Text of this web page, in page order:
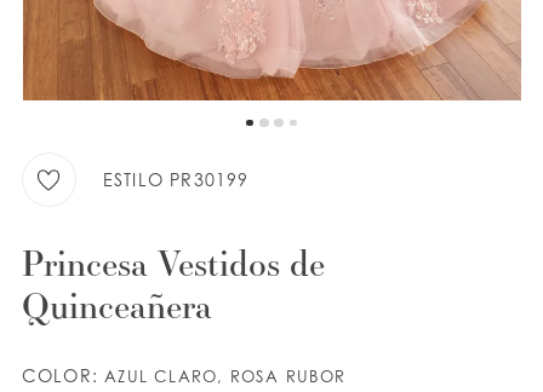
LISTA DE DESEOS
ESTILO PR30199
Princesa Vestidos de
Quinceañera
COLOR: AZUL CLARO, ROSA RUBOR